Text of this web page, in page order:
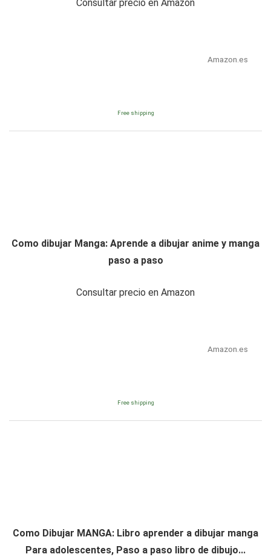
Consultar precio en Amazon
Amazon.es
Free shipping
Como dibujar Manga: Aprende a dibujar anime y manga
paso a paso
Consultar precio en Amazon
Amazon.es
Free shipping
Como Dibujar MANGA: Libro aprender a dibujar manga
Para adolescentes, Paso a paso libro de dibujo...